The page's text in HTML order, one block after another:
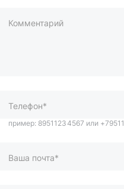
Комментарий
пример: 89511234567 или